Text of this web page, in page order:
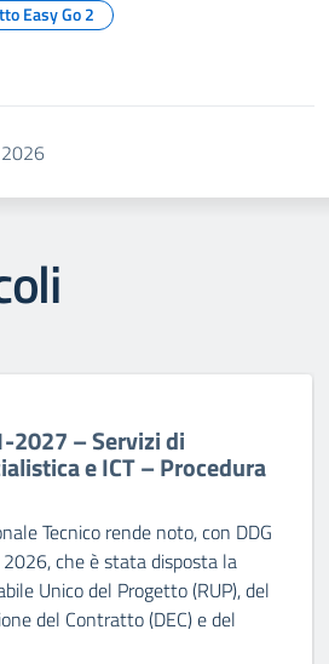
Easy Go 2
2027 – Servizi di
e ICT – Procedura
Tecnico rende noto, con DDG
che è stata disposta la
Unico del Progetto (RUP), del
del Contratto (DEC) e del